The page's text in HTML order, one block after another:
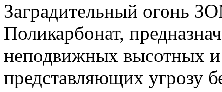
Заградительный огонь
Поликарбонат,
неподвижных высотных
представляющих угрозу